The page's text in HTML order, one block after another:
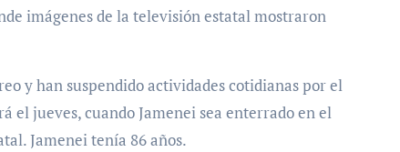
imágenes de la televisión estatal mostraron
y han suspendido actividades cotidianas por el
el jueves, cuando Jamenei sea enterrado en el
Jamenei tenía 86 años.